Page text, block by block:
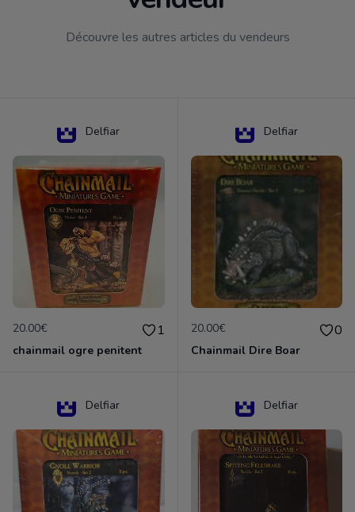
Découvre les autres articles du vendeurs
Delfiar
20.00€ 1
chainmail ogre penitent
Delfiar
20.00€ 0
Chainmail Dire Boar
Delfiar Delfiar